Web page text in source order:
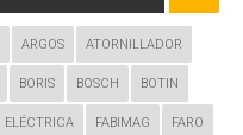
ARGOS ATORNILLADOR
BORIS BOSCH BOTIN
ELÉCTRICA FABIMAG FARO